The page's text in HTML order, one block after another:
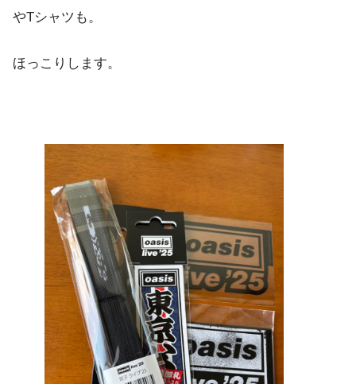
やTシャツも。
ほっこりします。